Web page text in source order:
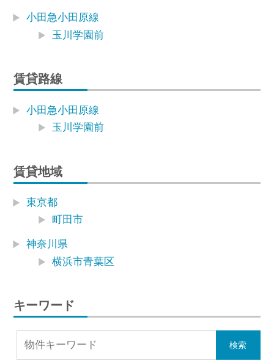
小田急小田原線
玉川学園前
賃貸路線
小田急小田原線
玉川学園前
賃貸地域
東京都
町田市
神奈川県
横浜市青葉区
キーワード